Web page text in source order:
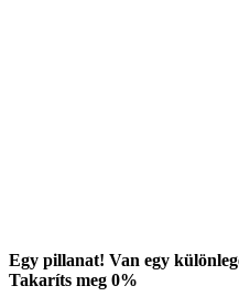
Egy pillanat! Van egy
Takaríts meg 0%